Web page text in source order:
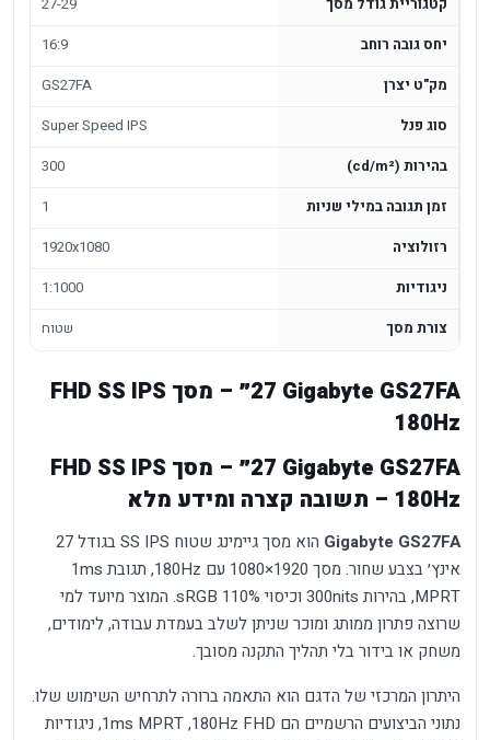
יחס גובה רוחב
16:9
מק"ט יצרן
GS27FA
סוג פנל
Super Speed IPS
בהירות (cd/m²)
300
זמן תגובה במילי שניות
1
רזולוציה
1920x1080
ניגודיות
1:1000
צורת מסך
שטוח
Gigabyte GS27FA ‏27״ – מסך SS IPS ‏FHD
180Hz
Gigabyte GS27FA ‏27״ – מסך SS IPS ‏FHD
180Hz – תשובה קצרה ומידע מלא
Gigabyte GS27FA
הוא מסך גיימינג שטוח SS IPS בגודל 27
אינץ׳ בצבע שחור. מסך 1920×1080 עם 180Hz, תגובת 1ms
MPRT, בהירות 300nits וכיסוי 110% sRGB. המוצר מיועד למי
שרוצה פתרון ממותג ומוכר שניתן לשלב בעמדת עבודה, לימודים,
משחק או בידור בלי תהליך התקנה מסובך.
היתרון המרכזי של הדגם הוא התאמה ברורה לתרחיש השימוש שלו.
נתוני הביצועים הרשמיים הם FHD ‏180Hz, ‏1ms MPRT, ניגודיות